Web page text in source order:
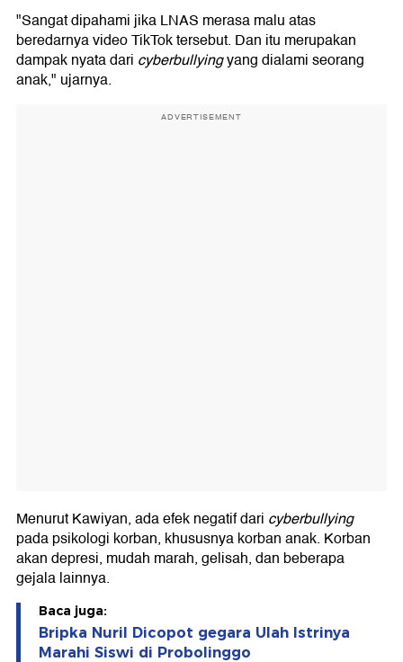
"Sangat dipahami jika LNAS merasa malu atas
beredarnya video TikTok tersebut. Dan itu merupakan
dampak nyata dari cyberbullyingyang dialami seorang
anak," ujarnya.
ADVERTISEMENT
Menurut Kawiyan, ada efek negatif dari cyberbullying
pada psikologi korban, khususnya korban anak. Korban
akan depresi, mudah marah, gelisah, dan beberapa
gejala lainnya.
Baca juga:
Bripka Nuril Dicopot gegara Ulah Istrinya
Marahi Siswi di Probolinggo